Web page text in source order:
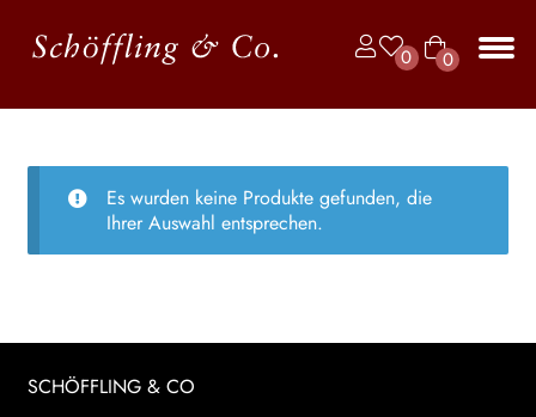
0
0
ike
Zur
Navigation
Zum
Inhalt
BÜCHER
JAHRBUCH DER LYRIK
KALENDER
LESUNGEN
VERLAG
Es wurden keine Produkte gefunden, die
Ihrer Auswahl entsprechen.
SCHÖFFLING & CO